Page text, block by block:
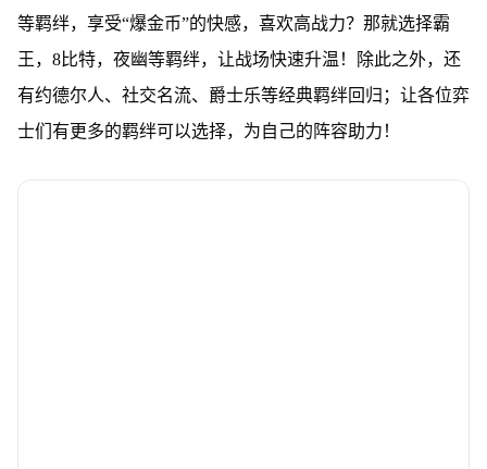
等羁绊，享受“爆金币”的快感，喜欢高战力？那就选择霸
王，8比特，夜幽等羁绊，让战场快速升温！除此之外，还
有约德尔人、社交名流、爵士乐等经典羁绊回归；让各位弈
士们有更多的羁绊可以选择，为自己的阵容助力！